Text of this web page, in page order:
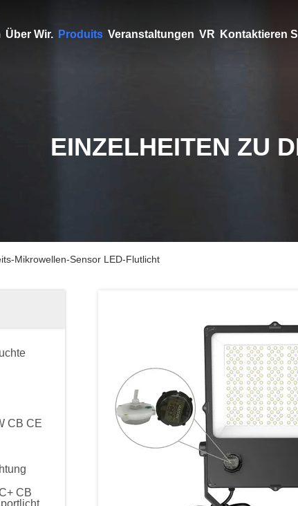
Über Wir. Produits Veranstaltungen VR Kontaktieren
EINZELHEITEN ZU
Mikrowellen-Sensor LED-Flutlicht
CB CE
CB